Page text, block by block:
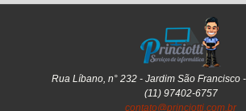
Rua Líbano, n° 232 - Jardim São Francisco
(11) 97402-6757
contato@princiotti.com.br